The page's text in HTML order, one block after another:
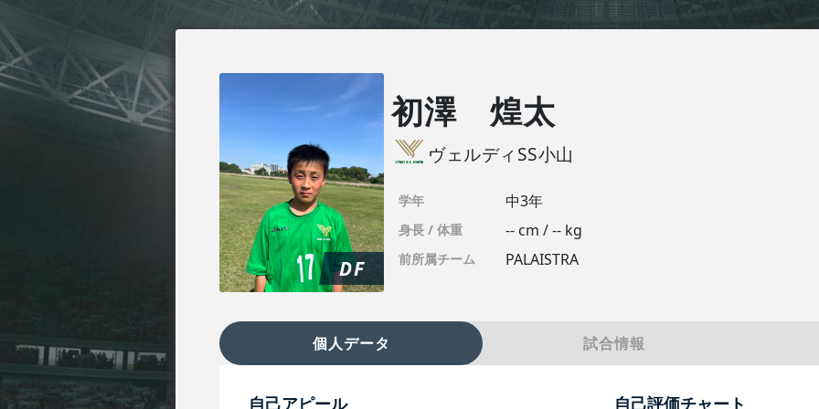
DF
初澤 煌太
ヴェルディSS小山
学年 中3年
身長 / 体重 -- cm / -- kg
前所属チーム PALAISTRA
個人データ 試合情報
自己アピール 自己評価チャート